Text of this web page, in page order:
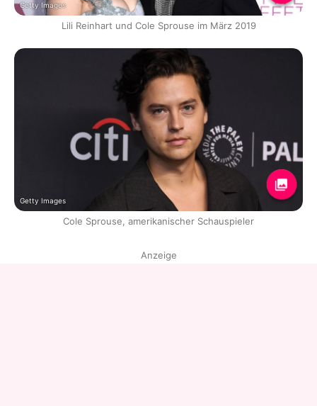
Getty Images
Lili Reinhart und Cole Sprouse im März 2019
Getty Images
Cole Sprouse, amerikanischer Schauspieler
Anzeige